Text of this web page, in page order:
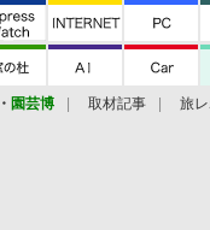
・ 園芸博 取材記事 旅